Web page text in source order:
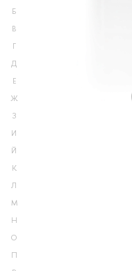
Б
В
Г
Д
Е
Ж
З
И
Й
К
Л
М
Н
О
П